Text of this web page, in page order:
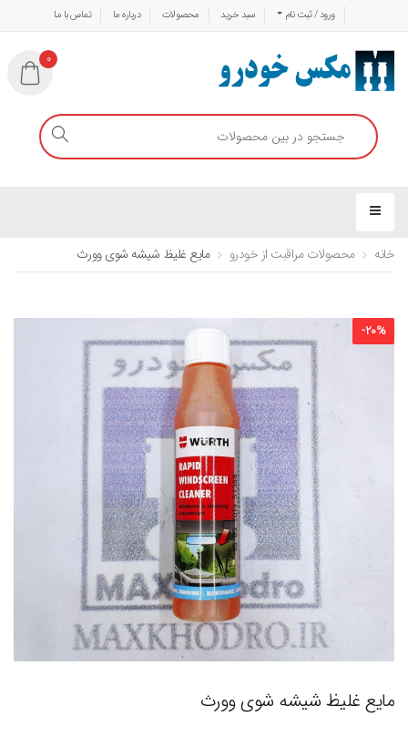
ورود / ثبت نام سبد خرید محصولات درباره ما تماس با ما
0
خانه محصولات مراقبت از خودرو مایع غلیظ شیشه شوی وورث
-20%
مایع غلیظ شیشه شوی وورث